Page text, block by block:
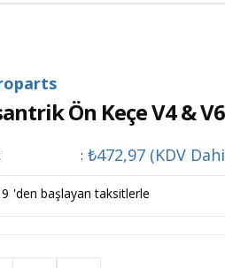
Ön Keçe V4 & V6
: ₺472,97 (KDV
'den başlayan taksitlerle